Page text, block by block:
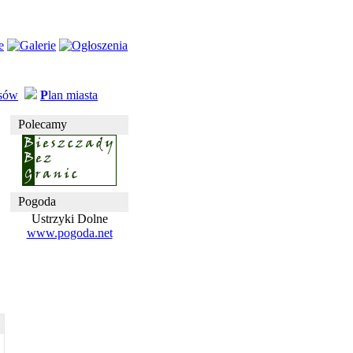
Plan miasta
Polecamy
Pogoda
Ustrzyki Dolne
www.pogoda.net